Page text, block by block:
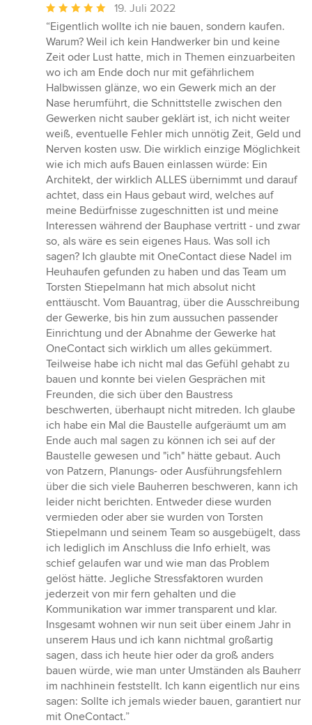
Durchschnittliche
Bewertung:
5
von
5
Sternen
19. Juli 2022
“Eigentlich wollte ich nie bauen, sondern kaufen.
Warum? Weil ich kein Handwerker bin und keine
Zeit oder Lust hatte, mich in Themen einzuarbeiten
wo ich am Ende doch nur mit gefährlichem
Halbwissen glänze, wo ein Gewerk mich an der
Nase herumführt, die Schnittstelle zwischen den
Gewerken nicht sauber geklärt ist, ich nicht weiter
weiß, eventuelle Fehler mich unnötig Zeit, Geld und
Nerven kosten usw. Die wirklich einzige Möglichkeit
wie ich mich aufs Bauen einlassen würde: Ein
Architekt, der wirklich ALLES übernimmt und darauf
achtet, dass ein Haus gebaut wird, welches auf
meine Bedürfnisse zugeschnitten ist und meine
Interessen während der Bauphase vertritt - und zwar
so, als wäre es sein eigenes Haus. Was soll ich
sagen? Ich glaubte mit OneContact diese Nadel im
Heuhaufen gefunden zu haben und das Team um
Torsten Stiepelmann hat mich absolut nicht
enttäuscht. Vom Bauantrag, über die Ausschreibung
der Gewerke, bis hin zum aussuchen passender
Einrichtung und der Abnahme der Gewerke hat
OneContact sich wirklich um alles gekümmert.
Teilweise habe ich nicht mal das Gefühl gehabt zu
bauen und konnte bei vielen Gesprächen mit
Freunden, die sich über den Baustress
beschwerten, überhaupt nicht mitreden. Ich glaube
ich habe ein Mal die Baustelle aufgeräumt um am
Ende auch mal sagen zu können ich sei auf der
Baustelle gewesen und "ich" hätte gebaut. Auch
von Patzern, Planungs- oder Ausführungsfehlern
über die sich viele Bauherren beschweren, kann ich
leider nicht berichten. Entweder diese wurden
vermieden oder aber sie wurden von Torsten
Stiepelmann und seinem Team so ausgebügelt, dass
ich lediglich im Anschluss die Info erhielt, was
schief gelaufen war und wie man das Problem
gelöst hätte. Jegliche Stressfaktoren wurden
jederzeit von mir fern gehalten und die
Kommunikation war immer transparent und klar.
Insgesamt wohnen wir nun seit über einem Jahr in
unserem Haus und ich kann nichtmal großartig
sagen, dass ich heute hier oder da groß anders
bauen würde, wie man unter Umständen als Bauherr
im nachhinein feststellt. Ich kann eigentlich nur eins
sagen: Sollte ich jemals wieder bauen, garantiert nur
mit OneContact.”